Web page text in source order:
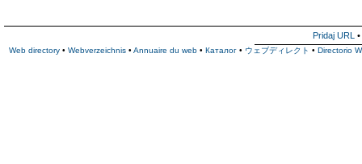
Pridaj URL •
Web directory • Webverzeichnis • Annuaire du web • Каталог • ウェブディレクト • Directorio